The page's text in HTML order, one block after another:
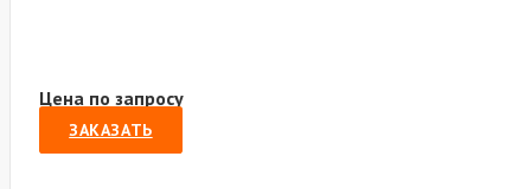
Цена по запросу
ЗАКАЗАТЬ